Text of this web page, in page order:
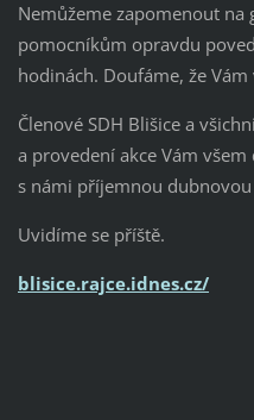
Nemůžeme zapomenout na
pomocníkům opravdu
hodinách. Doufáme, že
Členové SDH Blišice a
a provedení akce Vám
s námi příjemnou
Uvidíme se příště.
blisice.rajce.idnes.cz/